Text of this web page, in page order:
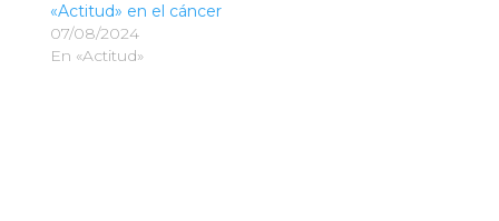
«Actitud» en el cáncer
07/08/2024
En «Actitud»